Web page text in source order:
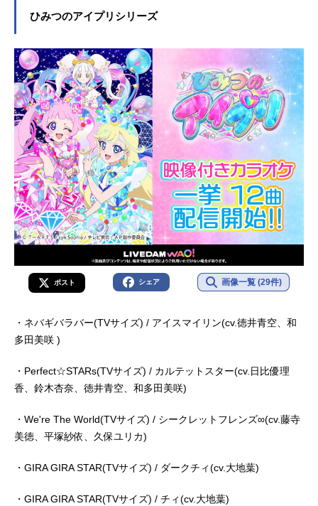
ひみつのアイプリシリーズ
ポスト シェア 画像一覧 (29件)
・ネバギバラバー(TVサイズ) / アイスマイリン(cv.徳井青空、和
多田美咲 )
・Perfect☆STARs(TVサイズ) / カルテットスター(cv.日比優理
香、鈴木杏奈、徳井青空、和多田美咲)
・We're The World(TVサイズ) / シークレットフレンズ∞(cv.藤寺
美徳、平塚紗依、久保ユリカ)
・GIRA GIRA STAR(TVサイズ) / ダークチィ(cv.大地葉)
・GIRA GIRA STAR(TVサイズ) / チィ(cv.大地葉)